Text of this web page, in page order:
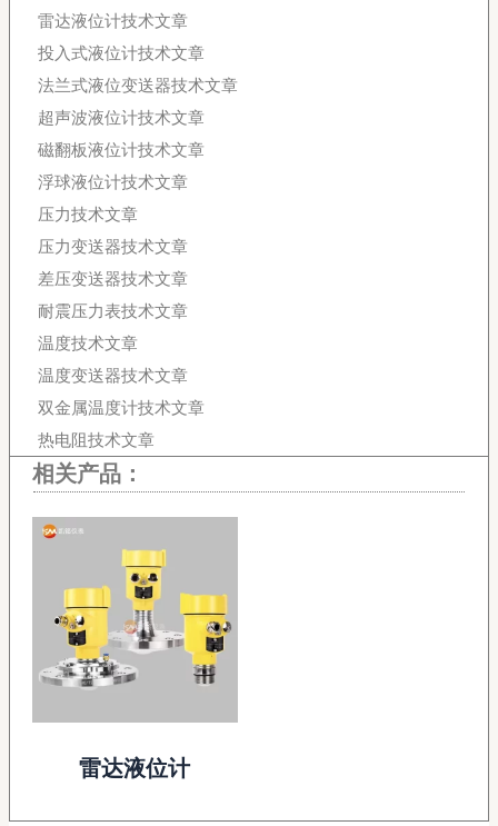
雷达液位计技术文章
投入式液位计技术文章
法兰式液位变送器技术文章
超声波液位计技术文章
磁翻板液位计技术文章
浮球液位计技术文章
压力技术文章
压力变送器技术文章
差压变送器技术文章
耐震压力表技术文章
温度技术文章
温度变送器技术文章
双金属温度计技术文章
热电阻技术文章
相关产品：
雷达液位计